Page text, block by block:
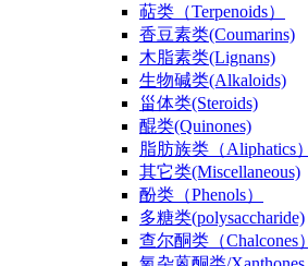
萜类（Terpenoids）
香豆素类(Coumarins)
木脂素类(Lignans)
生物碱类(Alkaloids)
甾体类(Steroids)
醌类(Quinones)
脂肪族类（Aliphatics）
其它类(Miscellaneous)
酚类（Phenols）
多糖类(polysaccharide)
查尔酮类（Chalcones）